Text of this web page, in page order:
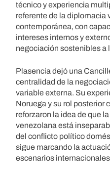
técnico y experiencia
referente de la diplomacia
contemporánea, con
intereses internos y
negociación sostenibles a
Plasencia dejó una
centralidad de la
variable externa. Su
Noruega y su rol posterior
reforzaron la idea de que
venezolana está
del conflicto político
sigue marcando la
escenarios